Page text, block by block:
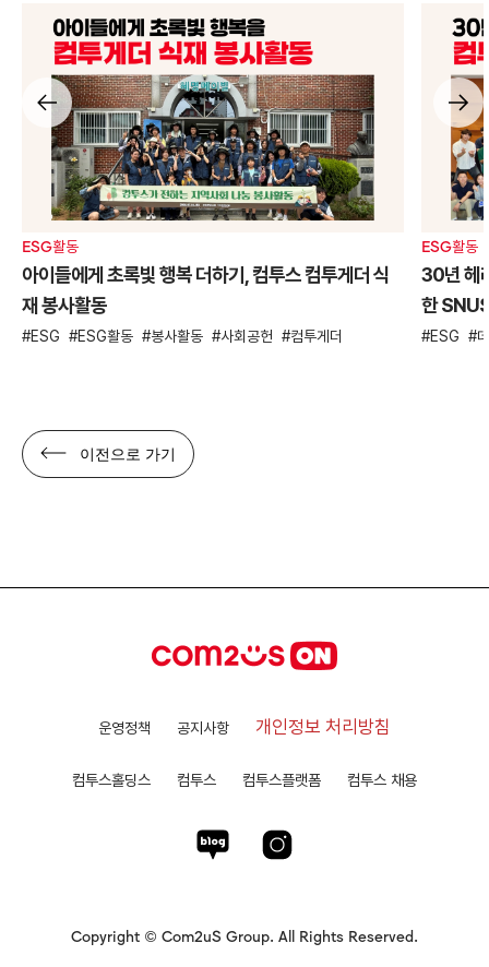
ESG활동
아이들에게 초록빛 행복 더하기, 컴투스 컴투게더 식
재 봉사활동
ESG ESG활동 봉사활동 사회공헌 컴투게더
ESG활동
30년 헤
한
ESG
이전으로 가기
운영정책 공지사항 개인정보 처리방침
컴투스홀딩스 컴투스 컴투스플랫폼 컴투스 채용
Copyright © Com2uS Group. All Rights Reserved.